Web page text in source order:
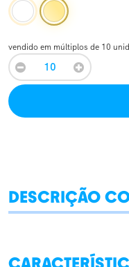
vendido em múltiplos de 10
DESCRIÇÃO